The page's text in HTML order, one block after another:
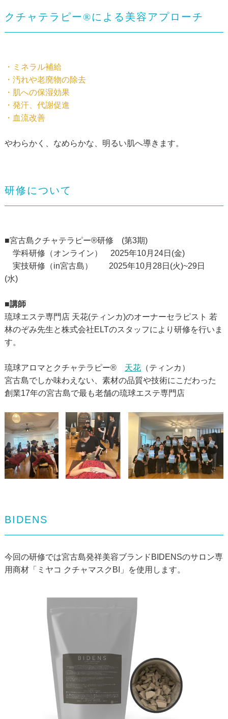
クチャテラピー®による美容アプローチ
・ミネラル補給
・汚れや老廃物の除去
・肌への保湿効果
・発汗、代謝促進
・血流改善
やわらかく、なめらかな、明るい肌へ導きます。
研修について
■宮古島クチャテラピー®研修 (第3期)
学科研修（オンライン） 2025年10月24日(金)
実技研修（in宮古島） 2025年10月28日(火)~29日
(水)
■講師
琉球エステ専門店 天花(ティンカ)のオーナーセラピスト 若
林のぞみ先生と株式会社ELTのスタッフにより研修を行いま
す。
琉球アロマとクチャテラピー® 天花（ティンカ）
宮古島でしか味わえない、素材の品質や技術にこだわった
創業17年の宮古島で最も老舗の琉球エステ専門店
BIDENS
今回の研修では宮古島発祥美容ブランドBIDENSのサロン専
用商材「ミヤコ クチャマスクBI」を使用します。